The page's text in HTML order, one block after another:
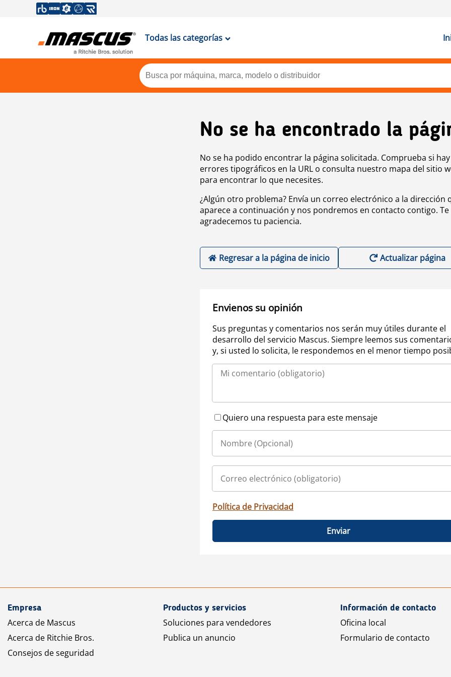
Todas las categorías
No se ha encontrado la
No se ha podido encontrar la página solicitada. Comprueba si hay
errores tipográficos en la URL o consulta nuestro mapa del sitio
para encontrar lo que necesites.
¿Algún otro problema? Envía un correo electrónico a la dirección
aparece a continuación y nos pondremos en contacto contigo. Te
agradecemos tu paciencia.
Regresar a la página de inicio Actualizar página
Envienos su opinión
Sus preguntas y comentarios nos serán muy útiles durante el
desarrollo del servicio Mascus. Siempre leemos sus
y, si usted lo solicita, le respondemos en el menor tiempo
Quiero una respuesta para este mensaje
Política de Privacidad
Enviar
Empresa
Acerca de Mascus
Acerca de Ritchie Bros.
Consejos de seguridad
Productos y servicios
Soluciones para vendedores
Publica un anuncio
Información de contacto
Oficina local
Formulario de contacto